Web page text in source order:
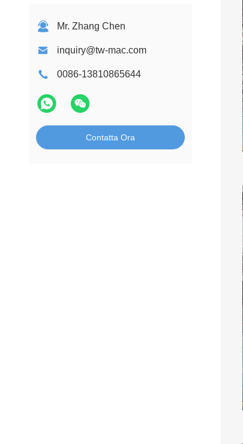
Mr. Zhang Chen
inquiry@tw-mac.com
0086-13810865644
Contatta Ora